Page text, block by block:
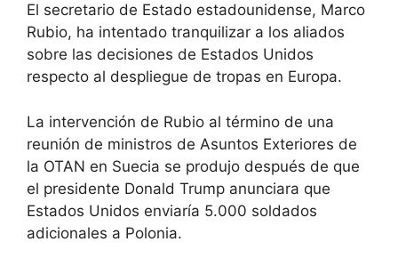
El secretario de Estado estadounidense, Marco
Rubio, ha intentado tranquilizar a los aliados
sobre las decisiones de Estados Unidos
respecto al despliegue de tropas en Europa.
La intervención de Rubio al término de una
reunión de ministros de Asuntos Exteriores de
la OTAN en Suecia se produjo después de que
el presidente Donald Trump anunciara que
Estados Unidos enviaría 5.000 soldados
adicionales a Polonia.